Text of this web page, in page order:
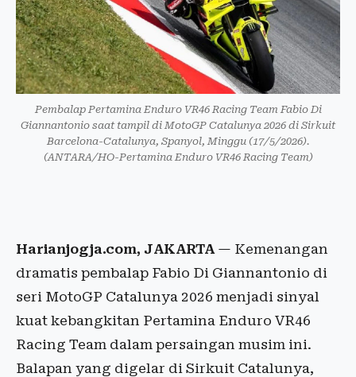
Pembalap Pertamina Enduro VR46 Racing Team Fabio Di
Giannantonio saat tampil di MotoGP Catalunya 2026 di Sirkuit
Barcelona-Catalunya, Spanyol, Minggu (17/5/2026).
(ANTARA/HO-Pertamina Enduro VR46 Racing Team)
Harianjogja.com, JAKARTA— Kemenangan
dramatis pembalap Fabio Di Giannantonio di
seri MotoGP Catalunya 2026 menjadi sinyal
kuat kebangkitan Pertamina Enduro VR46
Racing Team dalam persaingan musim ini.
Balapan yang digelar di Sirkuit Catalunya,